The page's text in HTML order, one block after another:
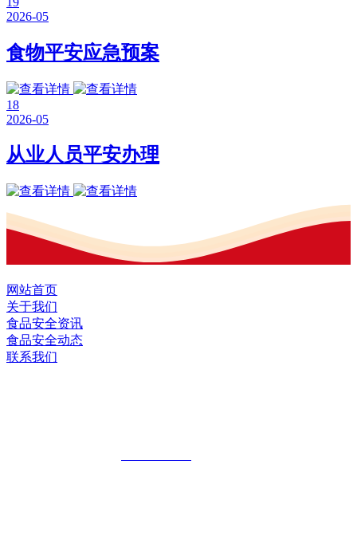
2026-05
食物平安应急预案
18
2026-05
从业人员平安办理
网站首页
关于我们
食品安全资讯
食品安全动态
联系我们